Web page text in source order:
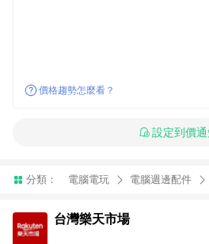
價格趨勢怎麼看？
設定到價通
分類： 電腦電玩 電腦週邊配件
台灣樂天市場